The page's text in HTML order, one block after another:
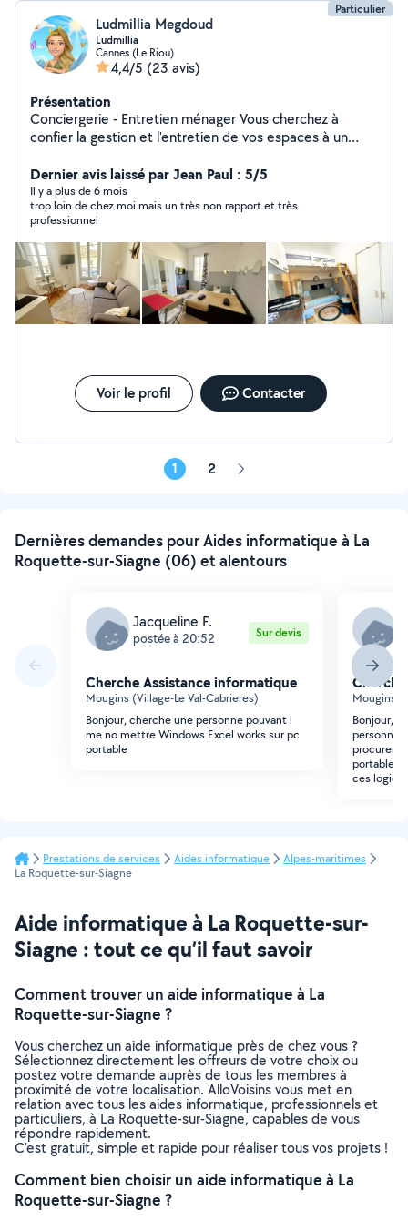
Particulier
Ludmillia Megdoud
Ludmillia
Cannes (Le Riou)
4,4/5 (23 avis)
Présentation
Conciergerie - Entretien ménager Vous cherchez à
confier la gestion et l'entretien de vos espaces à un
une passion pour l'organisation et la propreté, que ce
soit pour un petit appartement cosy ou une villa de luxe,
je m'engage à simplifier votre quotidien en transformant
chaque coin de votre intérieur en un lieu accueillant et
sans stress. Photo / mise en ligne de l'annonce - Gestion
des réservations - Accueil des locataires - Remise des
clés - Assistance séjour - Entretien - Ménage ... Votre
espace est ma priorité ! Déléguez, détendez-vous, et
laissez-moi en prendre soin parce que chaque détail
Dernier avis laissé par Jean Paul : 5/5
Il y a plus de 6 mois
trop loin de chez moi mais un très non rapport et très
professionnel
Voir le profil Contacter
1 2 Page
Dernières demandes pour Aides informatique à La
Roquette-sur-Siagne (06) et alentours
Jacqueline F.
postée à 20:52 Sur devis
Cherche Assistance informatique
Mougins (Village-Le Val-Cabrieres)
Bonjour, cherche une personne pouvant l
me no mettre Windows Excel works sur pc
portable
Mougins
Bonjour,
personne
procurer
portable
ces
Prestations de services Aides informatique
Alpes-maritimes
La Roquette-sur-Siagne
Aide informatique à La Roquette-sur-
Siagne : tout ce qu’il faut savoir
Comment trouver un aide informatique à La
Roquette-sur-Siagne ?
Vous cherchez un aide informatique près de chez vous ?
Sélectionnez directement les offreurs de votre choix ou
postez votre demande auprès de tous les membres à
proximité de votre localisation. AlloVoisins vous met en
relation avec tous les aides informatique, professionnels et
particuliers, à La Roquette-sur-Siagne, capables de vous
répondre rapidement.
C’est gratuit, simple et rapide pour réaliser tous vos projets !
Comment bien choisir un aide informatique à La
Roquette-sur-Siagne ?